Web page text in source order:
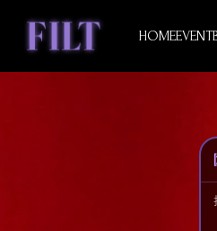
content
HOMEEVENT